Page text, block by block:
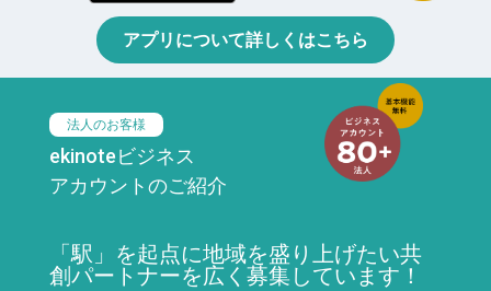
アプリについて詳しくはこちら
法人のお客様
ekinoteビジネス
アカウントのご紹介
「駅」を起点に地域を盛り上げたい共
創パートナーを広く募集しています！